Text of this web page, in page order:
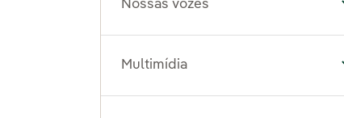
Nossas vozes
Multimídia